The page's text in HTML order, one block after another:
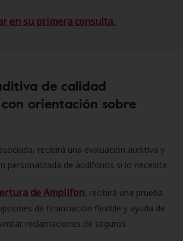
en su primera consulta.
de calidad
orientación sobre
recibirá una evaluación auditiva y
personalizada de audífonos si lo necesita.
de Amplifon, recibirá una prueba
de financiación flexible y ayuda de
reclamaciones de seguros.